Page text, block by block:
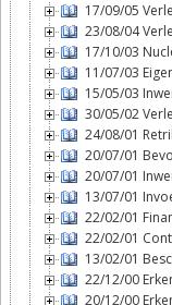
17/09/05
23/08/04
17/10/03
11/07/03
15/05/03
30/05/02
24/08/01
20/07/01
20/07/01
13/07/01
22/02/01
22/02/01
13/02/01
22/12/00
20/12/00